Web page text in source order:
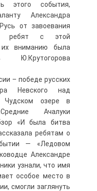
этого события,
Александра
от завоевания
ребят с этой
их вниманию была
Ю.Крутогорова
– победе русских
Невского над
Чудском озере в
Ачалуки
«И была битва
ребятам о
— «Ледовом
Александре
узнали, что имя
особое место в
смогли заглянуть